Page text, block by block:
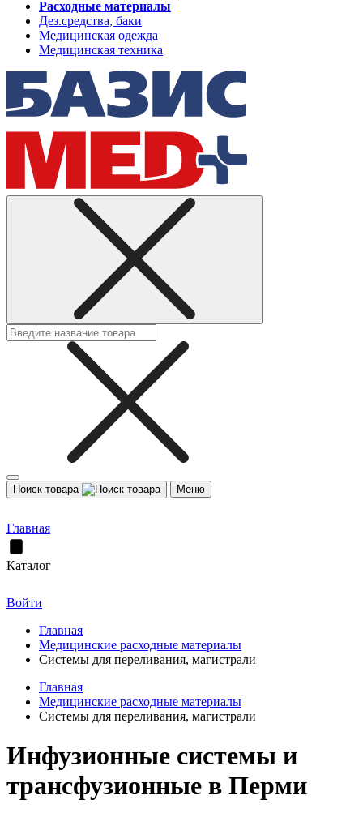
Расходные материалы
Дез.средства, баки
Медицинская одежда
Медицинская техника
Поиск товара Меню
Главная
Каталог
Войти
Главная
Медицинские расходные материалы
Системы для переливания, магистрали
Главная
Медицинские расходные материалы
Системы для переливания, магистрали
Инфузионные системы и
трансфузионные в Перми